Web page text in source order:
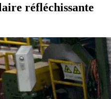
réfléchissante